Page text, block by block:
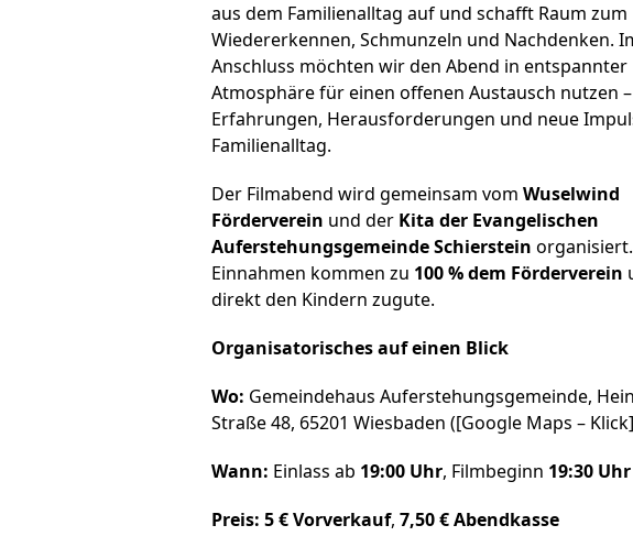
aus dem Familienalltag auf und schafft Raum zum
Wiedererkennen, Schmunzeln und Nachdenken.
Anschluss möchten wir den Abend in entspannter
Atmosphäre für einen offenen Austausch nutzen
Erfahrungen, Herausforderungen und neue
Familienalltag.
Der Filmabend wird gemeinsam vom Wuselwind
Förderverein und der Kita der Evangelischen
Auferstehungsgemeinde Schierstein
Einnahmen kommen zu 100 % dem Förderverein
direkt den Kindern zugute.
Organisatorisches auf einen Blick
Wo: Gemeindehaus Auferstehungsgemeinde,
Straße 48, 65201 Wiesbaden ([Google Maps – Klick
Wann: Einlass ab 19:00 Uhr, Filmbeginn 19:30 Uhr
Preis: 5 € Vorverkauf, 7,50 € Abendkasse